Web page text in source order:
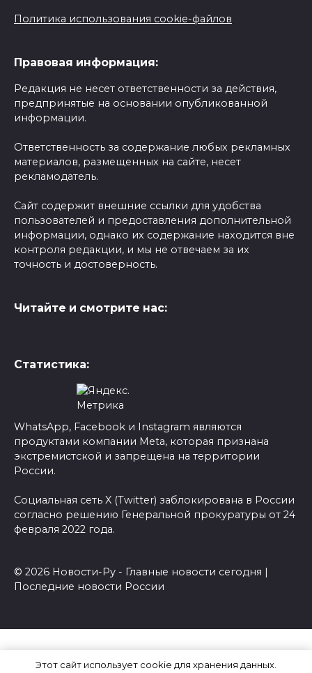
Политика использования cookie-файлов
Правовая информация:
Редакция не несет ответственности за действия,
предпринятые на основании опубликованной
информации.
Ответственность за содержание любых рекламных
материалов, размещенных на сайте, несет
рекламодатель.
Сайт содержит внешние ссылки для удобства
пользователей и предоставления дополнительной
информации, однако их содержание находится вне
контроля редакции, и мы не отвечаем за их
точность и достоверность.
Читайте и смотрите нас:
Статистика:
WhatsApp, Facebook и Instagram являются
продуктами компании Meta, которая признана
экстремистской и запрещена на территории
России.
Социальная сеть X (Twitter) заблокирована в России
согласно решению Генеральной прокуратуры от 24
февраля 2022 года.
© 2026 Новости-Ру - Главные новости сегодня |
Последние новости России
Этот сайт использует cookie для хранения данных.